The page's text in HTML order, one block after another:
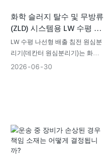
화학 슬러지 탈수 및 무방류
(ZLD) 시스템용 LW 수평 데
칸터 원심분리기
LW 수평 나선형 배출 침전 원심분
리기(데칸터 원심분리기)는 화학
슬러지 무방류(ZLD) 시스템의 전
줄입니다.
2026 06 30